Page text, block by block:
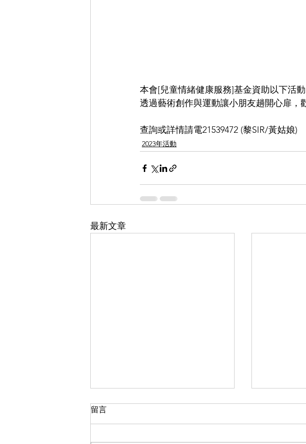
本會[兒童情緒健康服務]基金資助以下活
透過藝術創作與運動讓小朋友趟開心扉，
查詢或詳情請電21539472 (黎SIR/黃姑娘)
2023年活動
最新文章
留言